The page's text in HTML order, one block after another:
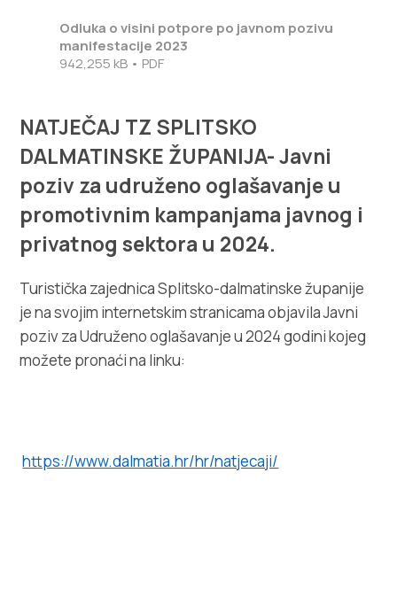
Odluka o visini potpore po javnom pozivu
manifestacije 2023
942,255 kB • PDF
NATJEČAJ TZ SPLITSKO
DALMATINSKE ŽUPANIJA- Javni
poziv za udruženo oglašavanje u
promotivnim kampanjama javnog i
privatnog sektora u 2024.
Turistička zajednica Splitsko-dalmatinske županije
je na svojim internetskim stranicama objavila Javni
poziv za Udruženo oglašavanje u 2024 godini kojeg
možete pronaći na linku:
https://www.dalmatia.hr/hr/natjecaji/